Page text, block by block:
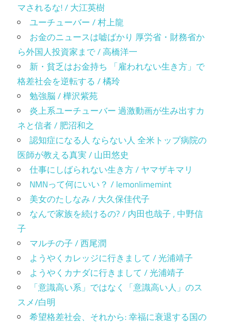
マされるな! / 大江英樹
ユーチューバー / 村上龍
お金のニュースは嘘ばかり 厚労省・財務省か
ら外国人投資家まで / 高橋洋一
新・貧乏はお金持ち 「雇われない生き方」で
格差社会を逆転する / 橘玲
勉強脳 / 樺沢紫苑
炎上系ユーチューバー 過激動画が生み出すカ
ネと信者 / 肥沼和之
認知症になる人 ならない人 全米トップ病院の
医師が教える真実 / 山田悠史
仕事にしばられない生き方 / ヤマザキマリ
NMNって何にいい？ / lemonlimemint
美女のたしなみ / 大久保佳代子
なんで家族を続けるの? / 内田也哉子 , 中野信
子
マルチの子 / 西尾潤
ようやくカレッジに行きまして / 光浦靖子
ようやくカナダに行きまして / 光浦靖子
「意識高い系」ではなく「意識高い人」のス
スメ/白明
希望格差社会、それから: 幸福に衰退する国の